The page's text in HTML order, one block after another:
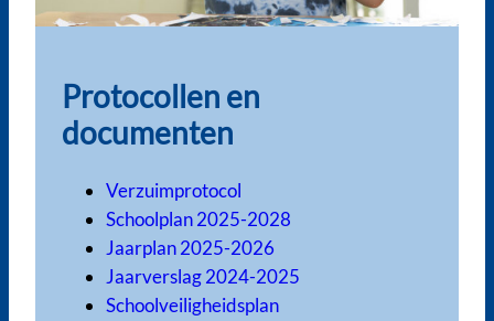
Protocollen en
documenten
Verzuimprotocol
Schoolplan 2025-2028
Jaarplan 2025-2026
Jaarverslag 2024-2025
Schoolveiligheidsplan